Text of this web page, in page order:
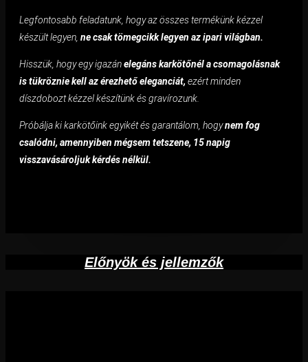
Legfontosabb feladatunk, hogy az összes termékünk kézzel
készült legyen, ne csak tömegcikk legyen az ipari világban.
Hisszük, hogy egy igazánelegáns karkötőnél a csomagolásnak
is tükröznie kell az érezhető eleganciát, ezért minden
díszdobozt kézzel készítünk és gravírozunk.
Próbálja ki karkötőink egyikét és garantálom, hogynem fog
csalódni, amennyiben mégsem tetszene, 15 napig
visszavásároljuk kérdés nélkül.
Előnyök és jellemzők